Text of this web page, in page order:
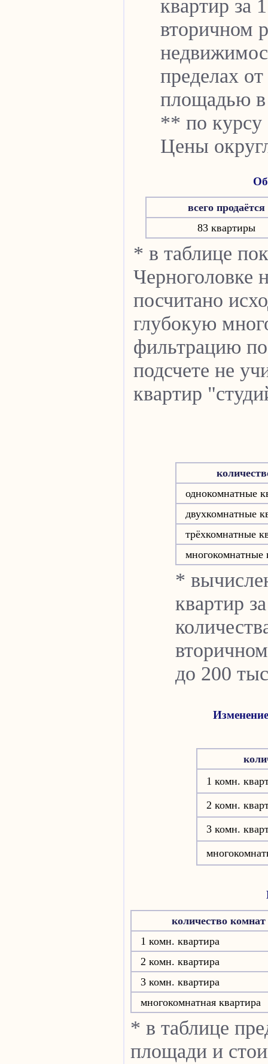
квартир за
вторичном
пределах
площадью в
** по
Цены
всего продаётся
83 квартиры
* в таблице
Черноголовке
посчитано
глубокую
фильтрацию
подсчете не
квартир
однокомнатные
двухкомнатные
трёхкомнатные
многокомнатные
*
квартир
до 200
1 комн.
2 комн.
3 комн.
количество комнат
1 комн. квартира
2 комн. квартира
3 комн. квартира
многокомнатная квартира
* в таблице
площади и